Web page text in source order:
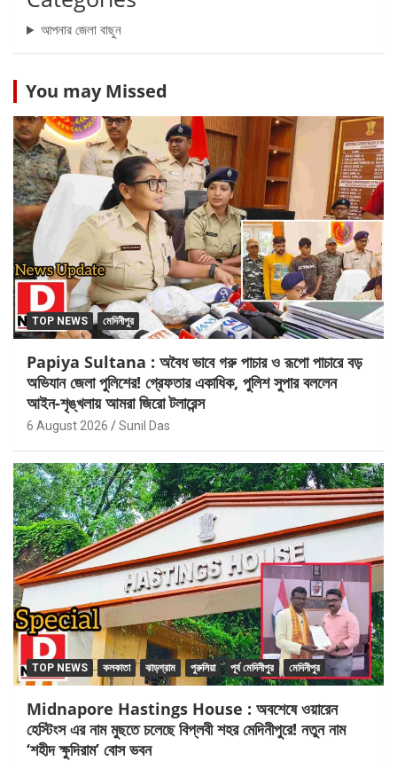
আপনার জেলা বাছুন
You may Missed
TOP NEWS মেদিনীপুর
Papiya Sultana : অবৈধ ভাবে গরু পাচার ও রূপো পাচারে বড়
অভিযান জেলা পুলিশের! গ্রেফতার একাধিক, পুলিশ সুপার বললেন
আইন-শৃঙ্খলায় আমরা জিরো টলারেন্স
6 August 2026 Sunil Das
TOP NEWS কলকাতা ঝাড়গ্রাম পুরুলিয়া পূর্ব মেদিনীপুর মেদিনীপুর
Midnapore Hastings House : অবশেষে ওয়ারেন
হেস্টিংস এর নাম মুছতে চলেছে বিপ্লবী শহর মেদিনীপুরে! নতুন নাম
‘শহীদ ক্ষুদিরাম’ বোস ভবন